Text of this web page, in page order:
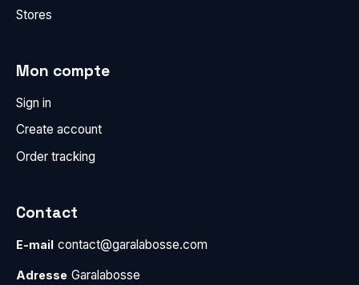
Stores
Mon compte
Sign in
Create account
Order tracking
Contact
E-mail contact@garalabosse.com
Adresse Garalabosse